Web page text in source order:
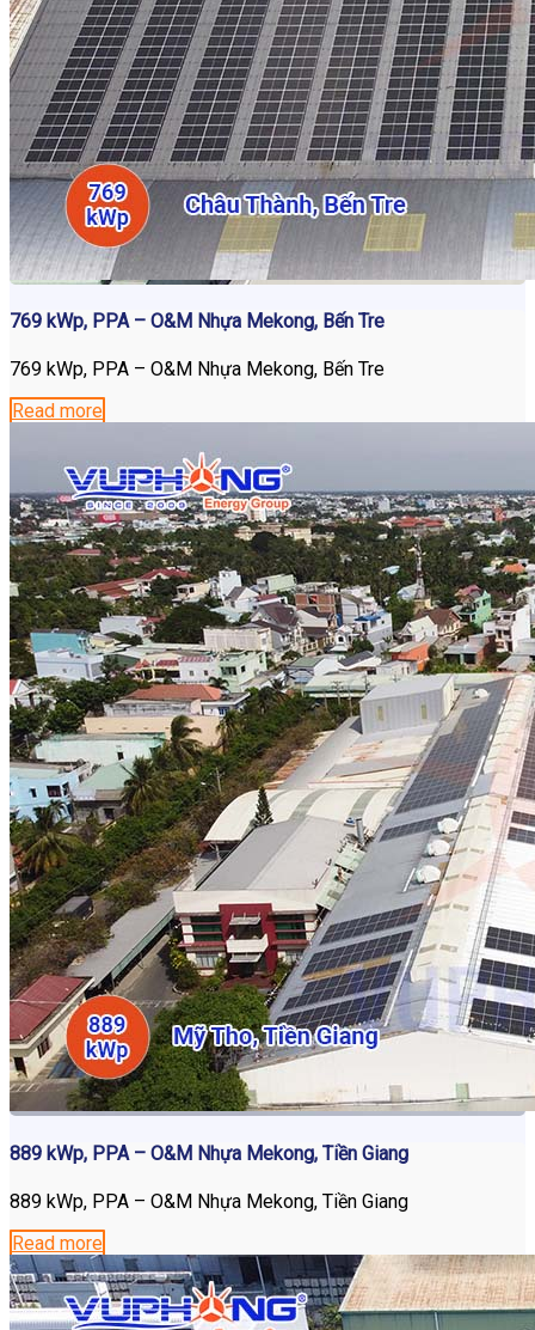
769 kWp, PPA – O&M Nhựa Mekong, Bến Tre
769 kWp, PPA – O&M Nhựa Mekong, Bến Tre
Read more
889 kWp, PPA – O&M Nhựa Mekong, Tiền Giang
889 kWp, PPA – O&M Nhựa Mekong, Tiền Giang
Read more